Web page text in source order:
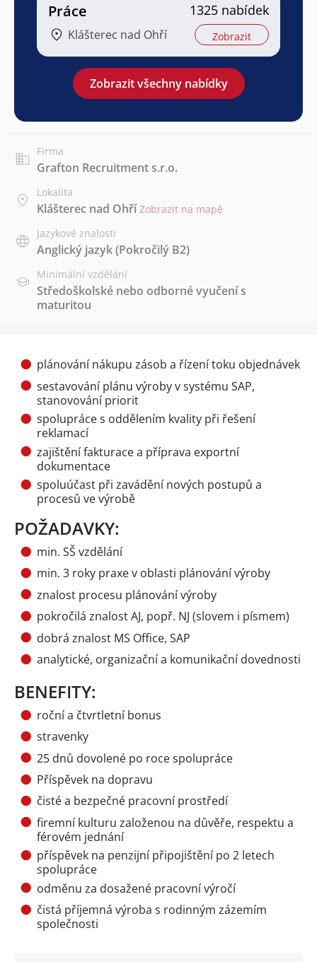
Práce
Klášterec nad Ohří
1325 nabídek
Zobrazit
Zobrazit všechny nabídky
Firma
Grafton Recruitment s.r.o.
Lokalita
Klášterec nad Ohří Zobrazit na mapě
Jazykové znalosti
Anglický jazyk(Pokročilý B2)
Minimální vzdělání
Středoškolské nebo odborné vyučení s
maturitou
plánování nákupu zásob a řízení toku objednávek
sestavování plánu výroby v systému SAP,
stanovování priorit
spolupráce s oddělením kvality při řešení
reklamací
zajištění fakturace a příprava exportní
dokumentace
spoluúčast při zavádění nových postupů a
procesů ve výrobě
POŽADAVKY:
min. SŠ vzdělání
min. 3 roky praxe v oblasti plánování výroby
znalost procesu plánování výroby
pokročilá znalost AJ, popř. NJ (slovem i písmem)
dobrá znalost MS Office, SAP
analytické, organizační a komunikační dovednosti
BENEFITY:
roční a čtvrtletní bonus
stravenky
25 dnů dovolené po roce spolupráce
Příspěvek na dopravu
čisté a bezpečné pracovní prostředí
firemní kulturu založenou na důvěře, respektu a
férovém jednání
příspěvek na penzijní připojištění po 2 letech
spolupráce
odměnu za dosažené pracovní výročí
čistá příjemná výroba s rodinným zázemím
společnosti